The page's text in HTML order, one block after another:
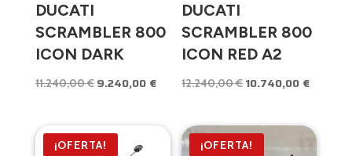
DUCATI
SCRAMBLER 800
ICON DARK
11.240,00€ El
era:
9.240,00 €El
DUCATI
SCRAMBLER 800
ICON RED A2
12.240,00€ El
original
era:
10.740,00 €El
es:
¡OFERTA! ¡OFERTA!